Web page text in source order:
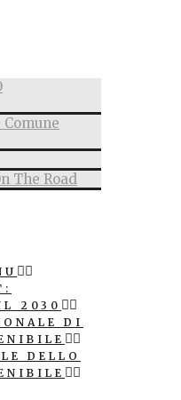
The Road
2030
DI
DELLO